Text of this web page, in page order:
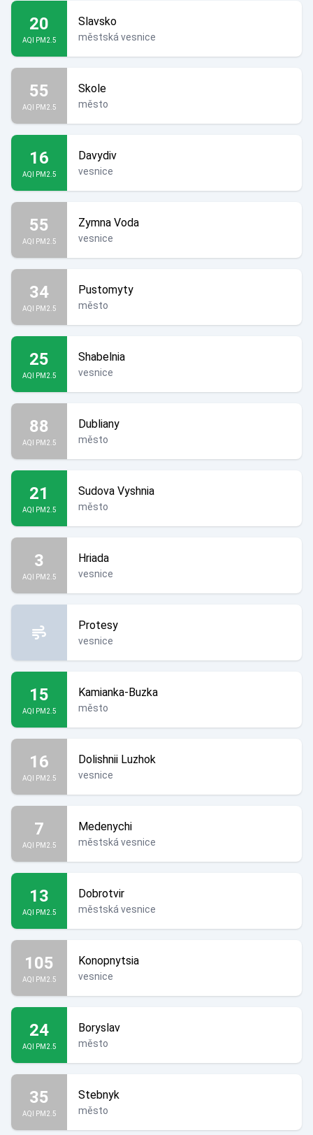
20
AQI PM2.5
Slavsko
městská vesnice
55
AQI PM2.5
Skole
město
16
AQI PM2.5
Davydiv
vesnice
55
AQI PM2.5
Zymna Voda
vesnice
34
AQI PM2.5
Pustomyty
město
25
AQI PM2.5
Shabelnia
vesnice
88
AQI PM2.5
Dubliany
město
21
AQI PM2.5
Sudova Vyshnia
město
3
AQI PM2.5
Hriada
vesnice
Protesy
vesnice
15
AQI PM2.5
Kamianka-Buzka
město
16
AQI PM2.5
Dolishnii Luzhok
vesnice
7
AQI PM2.5
Medenychi
městská vesnice
13
AQI PM2.5
Dobrotvir
městská vesnice
105
AQI PM2.5
Konopnytsia
vesnice
24
AQI PM2.5
Boryslav
město
35
AQI PM2.5
Stebnyk
město